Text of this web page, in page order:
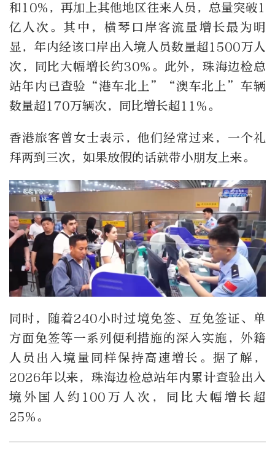
和10%，再加上其他地区往来人员，总量突破1
亿人次。其中，横琴口岸客流量增长最为明
显，年内经该口岸出入境人员数量超1500万人
次，同比大幅增长约30%。此外，珠海边检总
站年内已查验“港车北上”“澳车北上”车辆
数量超170万辆次，同比增长超11%。
香港旅客曾女士表示，他们经常过来，一个礼
拜两到三次，如果放假的话就带小朋友上来。
同时，随着240小时过境免签、互免签证、单
方面免签等一系列便利措施的深入实施，外籍
人员出入境量同样保持高速增长。据了解，
2026年以来，珠海边检总站年内累计查验出入
境外国人约100万人次，同比大幅增长超
25%。